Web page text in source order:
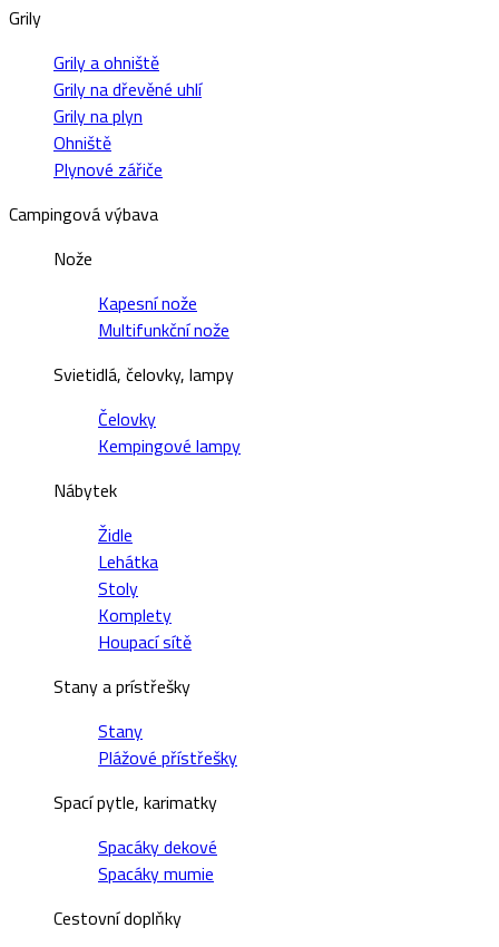
Grily
Grily a ohniště
Grily na dřevěné uhlí
Grily na plyn
Ohniště
Plynové zářiče
Campingová výbava
Nože
Kapesní nože
Multifunkční nože
Svietidlá, čelovky, lampy
Čelovky
Kempingové lampy
Nábytek
Židle
Lehátka
Stoly
Komplety
Houpací sítě
Stany a prístřešky
Stany
Plážové přístřešky
Spací pytle, karimatky
Spacáky dekové
Spacáky mumie
Cestovní doplňky